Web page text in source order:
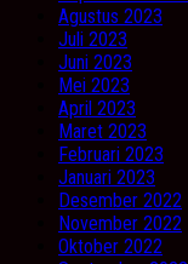
Agustus 2023
Juli 2023
Juni 2023
Mei 2023
April 2023
Maret 2023
Februari 2023
Januari 2023
Desember 2022
November 2022
Oktober 2022